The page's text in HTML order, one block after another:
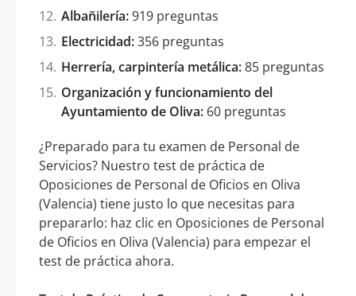
Albañilería:919 preguntas
Electricidad:356 preguntas
Herrería, carpintería metálica:85 preguntas
Organización y funcionamiento del
Ayuntamiento de Oliva: 60 preguntas
¿Preparado para tu examen de Personal de
Servicios? Nuestro test de práctica de
Oposiciones de Personal de Oficios en Oliva
(Valencia) tiene justo lo que necesitas para
prepararlo: haz clic en Oposiciones de Personal
de Oficios en Oliva (Valencia) para empezar el
test de práctica ahora.